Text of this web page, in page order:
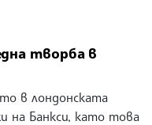
творба в
в лондонската
на Банкси, като това